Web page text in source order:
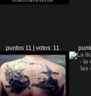
puntos 11 | votos: 11